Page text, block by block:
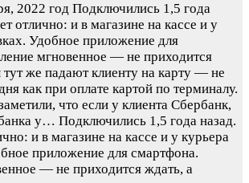
2022 год Подключились 1,5 года
отлично: и в магазине на кассе и у
Удобное приложение для
мгновенное — не приходится
тут же падают клиенту на карту — не
как при оплате картой по терминалу.
что если у клиента Сбербанк,
у… Подключились 1,5 года назад.
и в магазине на кассе и у курьера
приложение для смартфона.
— не приходится ждать, а